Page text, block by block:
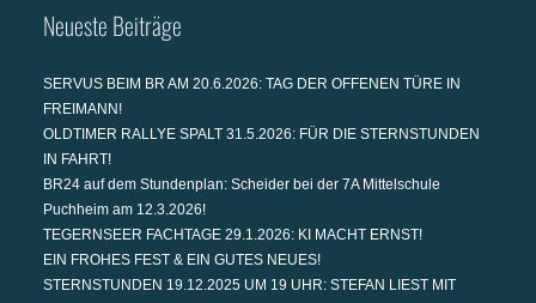
Neueste Beiträge
SERVUS BEIM BR AM 20.6.2026: TAG DER OFFENEN TÜRE IN
FREIMANN!
OLDTIMER RALLYE SPALT 31.5.2026: FÜR DIE STERNSTUNDEN
IN FAHRT!
BR24 auf dem Stundenplan: Scheider bei der 7A Mittelschule
Puchheim am 12.3.2026!
TEGERNSEER FACHTAGE 29.1.2026: KI MACHT ERNST!
EIN FROHES FEST & EIN GUTES NEUES!
STERNSTUNDEN 19.12.2025 UM 19 UHR: STEFAN LIEST MIT